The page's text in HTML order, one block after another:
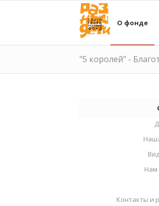
О фонде
"5 королей" -
Нам
Контакты и